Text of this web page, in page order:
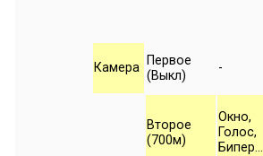
Камера
Первое
(Выкл)
-
Второе
(700м)
Окно,
Голос,
Бипер...